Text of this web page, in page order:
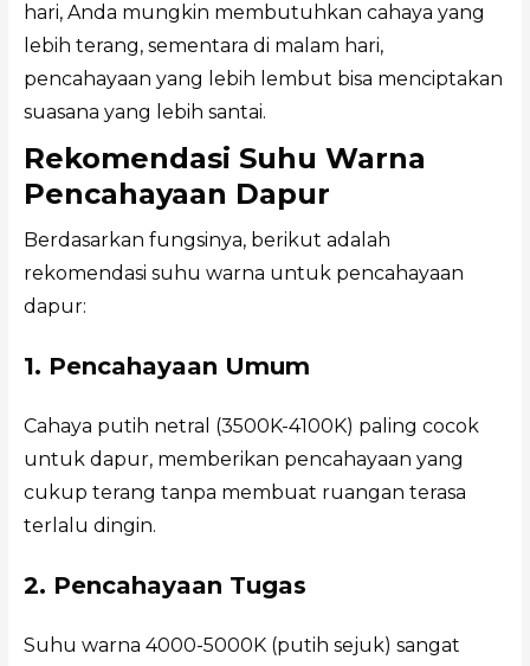
hari, Anda mungkin membutuhkan cahaya yang
lebih terang, sementara di malam hari,
pencahayaan yang lebih lembut bisa menciptakan
suasana yang lebih santai.
Rekomendasi Suhu Warna
Pencahayaan Dapur
Berdasarkan fungsinya, berikut adalah
rekomendasi suhu warna untuk pencahayaan
dapur:
1. Pencahayaan Umum
Cahaya putih netral (3500K-4100K) paling cocok
untuk dapur, memberikan pencahayaan yang
cukup terang tanpa membuat ruangan terasa
terlalu dingin.
2. Pencahayaan Tugas
Suhu warna 4000-5000K (putih sejuk) sangat